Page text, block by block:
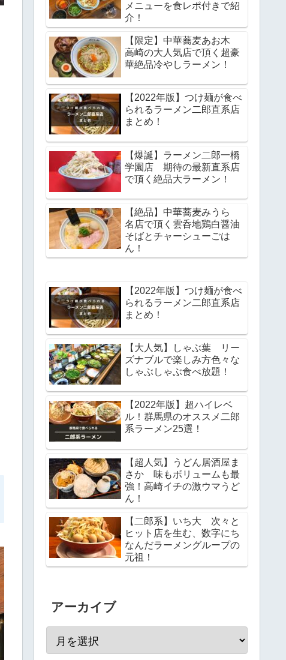
メニューを食レポ付きで紹
介！
【限定】中華蕎麦あお木
高崎の大人気店で頂く超豪
華絶品冷やしラーメン！
【2022年版】つけ麺が食べ
られるラーメン二郎直系店
まとめ！
【爆誕】ラーメン二郎一橋
学園店 期待の最新直系店
で頂く絶品大ラーメン！
【絶品】中華蕎麦みうら
名店で頂く雲呑地鶏白醤油
そばとチャーシューごは
ん！
【2022年版】つけ麺が食べ
られるラーメン二郎直系店
まとめ！
【大人気】しゃぶ葉 リー
ズナブルで楽しみ方色々な
しゃぶしゃぶ食べ放題！
【2022年版】超ハイレベ
ル！群馬県のオススメ二郎
系ラーメン25選！
【超人気】うどん居酒屋ま
さか 味もボリュームも最
強！高崎イチの激ウマうど
ん！
【二郎系】いち大 次々と
ヒット店を生む、数字にち
なんだラーメングループの
元祖！
アーカイブ